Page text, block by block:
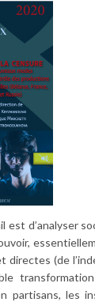
est d’analyser
directes (de
partisans, les